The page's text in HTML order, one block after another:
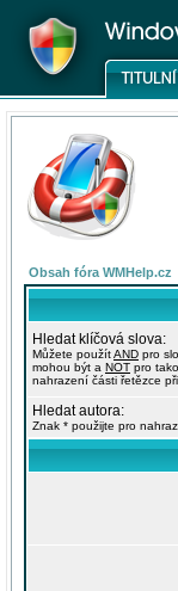
Obsah fóra WMHelp.cz
Hledat klíčová slova:
Můžete použítAND pro
mohou být a NOT pro
nahrazení části řetězce
Hledat autora:
Znak * použijte pro